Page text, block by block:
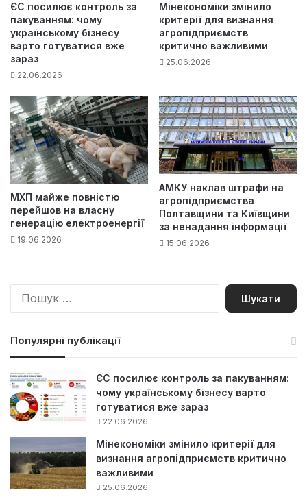
ЄС посилює контроль за
пакуванням: чому
українському бізнесу
варто готуватися вже
зараз
22.06.2026
Мінекономіки змінило
критерії для визнання
агропідприємств
критично важливими
25.06.2026
МХП майже повністю
перейшов на власну
генерацію електроенергії
19.06.2026
АМКУ наклав штрафи на
агропідприємства
Полтавщини та Київщини
за ненадання інформації
15.06.2026
П
Популярні публікації
ЄС посилює контроль за пакуванням:
чому українському бізнесу варто
готуватися вже зараз
22.06.2026
Мінекономіки змінило критерії для
визнання агропідприємств критично
важливими
25.06.2026